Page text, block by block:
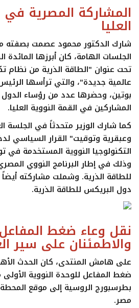
المشاركة المصرية في
العليا
شارك الدكتور محمود عصمت بصفته
الجلسات الهامة، كان أبرزها المائدة
تحت عنوان "الطاقة الذرية من نظام
عالمية جديدة"، والتي ترأسها
بوتين، وحضرها عدد من رؤساء الدول
المشاركين في القمة النووية العليا.
كما شارك الوزير متحدثاً في الجلسة
وعبقرية وتوقيت" القرار السياسي
التكنولوجيا النووية المستخدمة في
وذلك في إطار البرنامج النووي
للطاقة الذرية. وشملت مشاركته أيضاً
دول البريكس للطاقة الذرية.
نقل وعاء ضغط
والاطمئنان على سير
على هامش المنتدى، كان الحدث
ضغط المفاعل للوحدة النووية الأولى
بطرسبورج الروسية إلى موقع
مصر.